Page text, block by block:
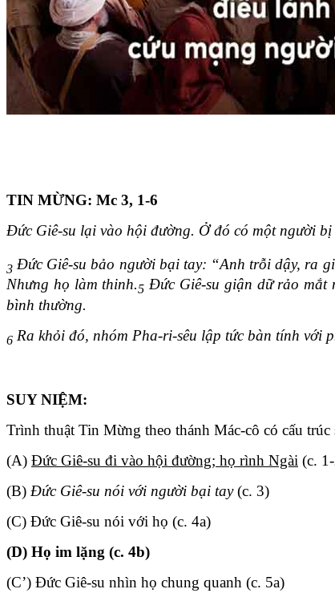
TIN MỪNG: Mc 3, 1-6
Đức Giê-su lại vào hội đường. Ở đó có một người bị
3 Đức Giê-su bảo người bại tay: “Anh trỗi dậy, ra
Nhưng họ làm thinh.5 Đức Giê-su giận dữ rảo
bình thường.
6 Ra khỏi đó, nhóm Pha-ri-sêu lập tức bàn tính với
SUY NIỆM:
Trình thuật Tin Mừng theo thánh Mác-cô có cấu
(A) Đức Giê-su đi vào hội đường; họ rình Ngài (c.
(B) Đức Giê-su nói với người bại tay(c. 3)
(C) Đức Giê-su nói với họ (c. 4a)
(D) Họ im lặng (c. 4b)
(C’) Đức Giê-su nhìn họ chung quanh (c. 5a)